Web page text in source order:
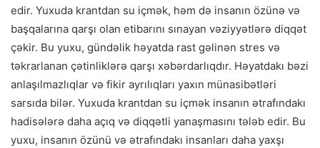
edir. Yuxuda krantdan su içmək, həm də insanın özünə və
başqalarına qarşı olan etibarını sınayan vəziyyətlərə diqqət
çəkir. Bu yuxu, gündəlik həyatda rast gəlinən stres və
təkrarlanan çətinliklərə qarşı xəbərdarlıqdır. Həyatdakı bəzi
anlaşılmazlıqlar və fikir ayrılıqları yaxın münasibətləri
sarsıda bilər. Yuxuda krantdan su içmək insanın ətrafındakı
hadisələrə daha açıq və diqqətli yanaşmasını tələb edir. Bu
yuxu, insanın özünü və ətrafındakı insanları daha yaxşı